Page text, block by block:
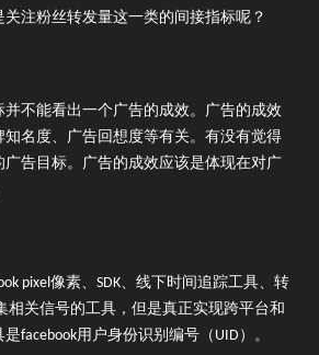
注粉丝转发量这一类的间接指标呢？
不能看出一个广告的成效。广告的成效
名度、广告回想度等有关。有没有觉得
告目标。广告的成效应该是体现在对广
pixel像素、SDK、线下时间追踪工具、转
相关信号的工具，但是真正实现跨平台和
facebook用户身份识别编号（UID）。